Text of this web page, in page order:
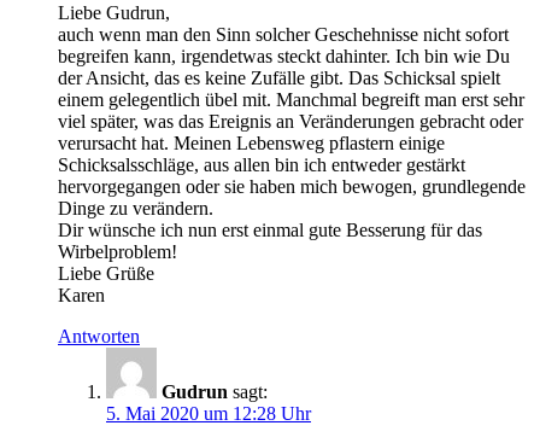
Liebe Gudrun,
auch wenn man den Sinn solcher Geschehnisse nicht sofort
begreifen kann, irgendetwas steckt dahinter. Ich bin wie Du
der Ansicht, das es keine Zufälle gibt. Das Schicksal spielt
einem gelegentlich übel mit. Manchmal begreift man erst sehr
viel später, was das Ereignis an Veränderungen gebracht oder
verursacht hat. Meinen Lebensweg pflastern einige
Schicksalsschläge, aus allen bin ich entweder gestärkt
hervorgegangen oder sie haben mich bewogen, grundlegende
Dinge zu verändern.
Dir wünsche ich nun erst einmal gute Besserung für das
Wirbelproblem!
Liebe Grüße
Karen
Antworten
Gudrun sagt:
5. Mai 2020 um 12:28 Uhr